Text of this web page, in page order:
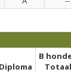
Diploma
B
Totaal